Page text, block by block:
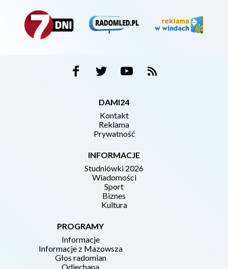
DAMI24
Kontakt
Reklama
Prywatność
INFORMACJE
Studniówki 2026
Wiadomości
Sport
Biznes
Kultura
PROGRAMY
Informacje
Informacje z Mazowsza
Głos radomian
Odjechana